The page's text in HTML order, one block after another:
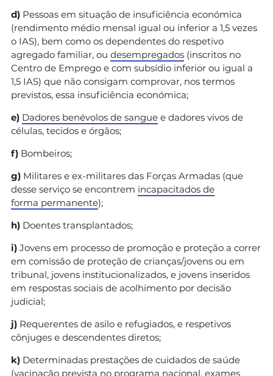
d) Pessoas em situação de insuficiência económica
(rendimento médio mensal igual ou inferior a 1,5 vezes
o IAS), bem como os dependentes do respetivo
agregado familiar, ou desempregados (inscritos no
Centro de Emprego e com subsídio inferior ou igual a
1,5 IAS) que não consigam comprovar, nos termos
previstos, essa insuficiência económica;
e) Dadores benévolos de sangue e dadores vivos de
células, tecidos e órgãos;
f) Bombeiros;
g) Militares e ex-militares das Forças Armadas (que
desse serviço se encontrem incapacitados de
forma permanente);
h) Doentes transplantados;
i) Jovens em processo de promoção e proteção a correr
em comissão de proteção de crianças/jovens ou em
tribunal, jovens institucionalizados, e jovens inseridos
em respostas sociais de acolhimento por decisão
judicial;
j) Requerentes de asilo e refugiados, e respetivos
cônjuges e descendentes diretos;
k) Determinadas prestações de cuidados de saúde
(vacinação prevista no programa nacional, exames